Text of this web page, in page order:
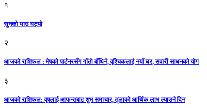
१
सुनको भाउ घट्याे
२
आजको राशिफल : मेषको पार्टनरसँग गाँठो बाँधिने, वृश्चिकलाई नयाँ घर, सवारी साधनकाे याेग
३
आजकाे राशिफल: वृषलाई आफन्तबाट शुभ समाचार, तुलाकाे आर्थिक लाभ ल्याउने दिन